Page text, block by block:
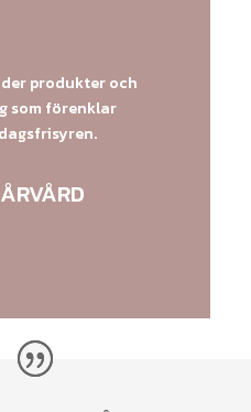
produkter och
som förenklar